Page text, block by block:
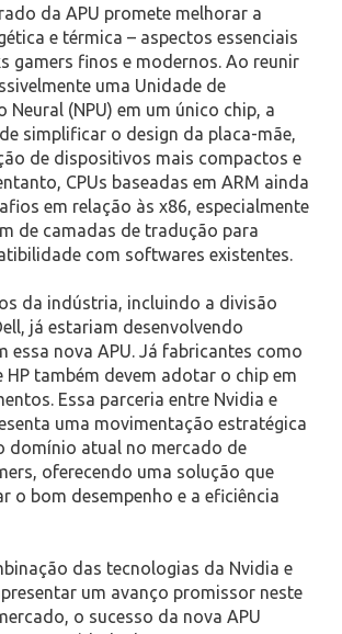
da APU promete melhorar a
e térmica – aspectos essenciais
gamers finos e modernos. Ao reunir
uma Unidade de
Neural (NPU) em um único chip, a
simplificar o design da placa-mãe,
de dispositivos mais compactos e
CPUs baseadas em ARM ainda
em relação às x86, especialmente
de camadas de tradução para
com softwares existentes.
da indústria, incluindo a divisão
já estariam desenvolvendo
essa nova APU. Já fabricantes como
HP também devem adotar o chip em
Essa parceria entre Nvidia e
uma movimentação estratégica
domínio atual no mercado de
oferecendo uma solução que
o bom desempenho e a eficiência
das tecnologias da Nvidia e
um avanço promissor neste
o sucesso da nova APU